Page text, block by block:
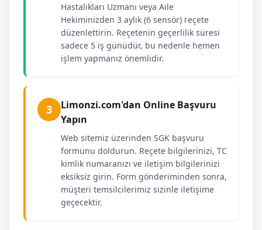
Hastalıkları Uzmanı veya Aile
Hekiminizden 3 aylık (6 sensör) reçete
düzenlettirin. Reçetenin geçerlilik süresi
sadece 5 iş günüdür, bu nedenle hemen
işlem yapmanız önemlidir.
3
Limonzi.com'dan Online Başvuru
Yapın
Web sitemiz üzerinden SGK başvuru
formunu doldurun. Reçete bilgilerinizi, TC
kimlik numaranızı ve iletişim bilgilerinizi
eksiksiz girin. Form gönderiminden sonra,
müşteri temsilcilerimiz sizinle iletişime
geçecektir.